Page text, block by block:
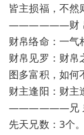
皆主损福，不然
——————财
财帛络命：一气
财帛见罗：财帛
图多富积，如何
财主逢阳：财主
——————兄
先天兄数：3个。